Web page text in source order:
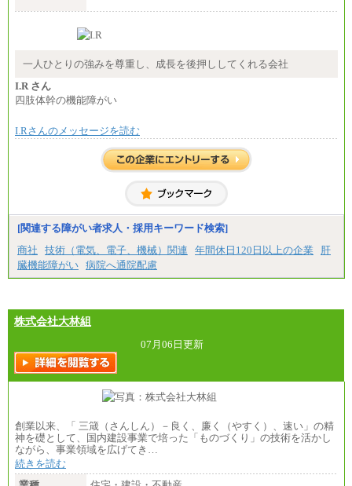
大学院卒 月給264,000円／大学卒 月給250,000円／短
※試用期間中も給与に変更はございません
月給：250,000円～400,000円
一人ひとりの強みを尊重し、成長を後押ししてくれる会社
I.R さん
四肢体幹の機能障がい
I.Rさんのメッセージを読む
[関連する障がい者求人・採用キーワード検索]
商社
技術（電気、電子、機械）関連 年間休日120日以上の企業
肝
臓機能障がい 病院へ通院配慮
株式会社大林組
07月06日更新
創業以来、「 三箴（さんしん）－良く、廉く（やすく）、速い」の精
神を礎として、国内建設事業で培った「ものづくり」の技術を活かし
ながら、事業領域を広げてき…
続きを読む